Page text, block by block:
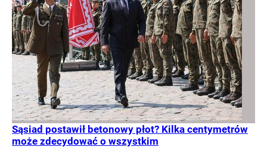
Sąsiad postawił betonowy płot? Kilka centymetrów
może zdecydować o wszystkim